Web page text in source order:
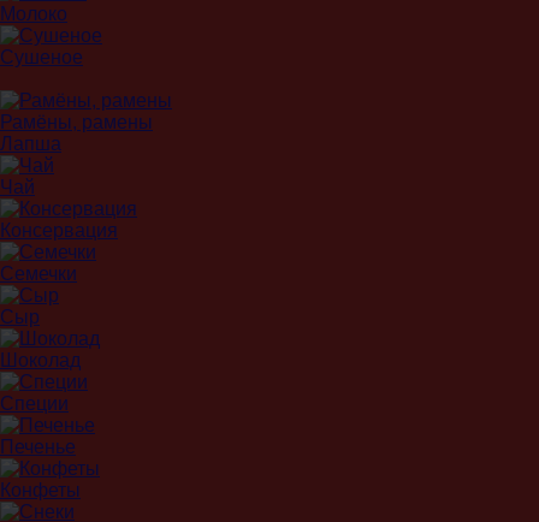
Молоко
Сушеное
Рамёны, рамены
Лапша
Чай
Консервация
Семечки
Сыр
Шоколад
Специи
Печенье
Конфеты